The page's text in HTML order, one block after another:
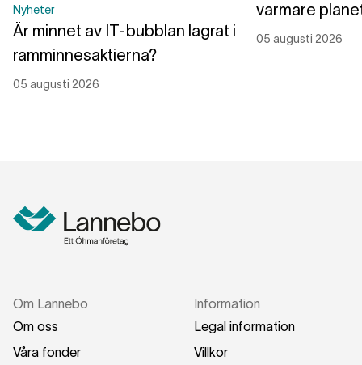
Nyheter
Är minnet av IT-bubblan lagrat i
ramminnesaktierna?
05 augusti 2026
varmare
05 augusti 2026
Om Lannebo
Om oss
Våra fonder
Information
Legal information
Villkor